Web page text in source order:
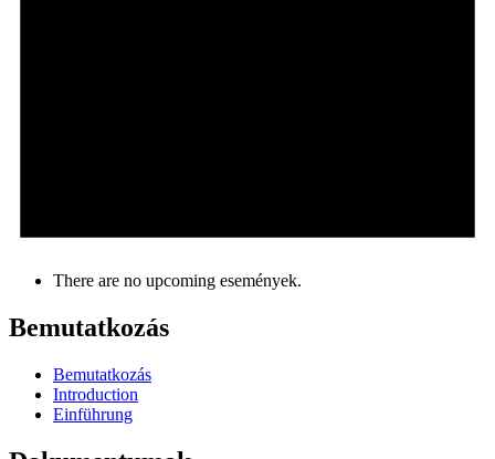
There are no upcoming események.
Bemutatkozás
Bemutatkozás
Introduction
Einführung